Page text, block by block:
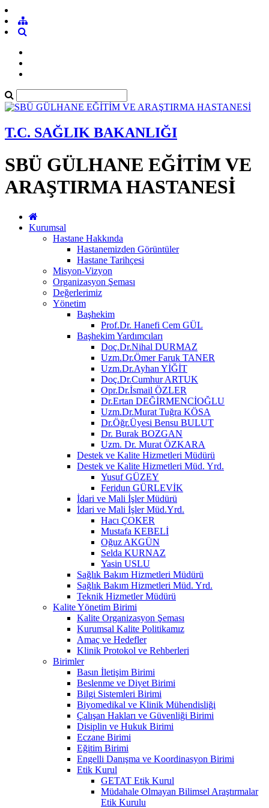
T.C. SAĞLIK BAKANLIĞI
SBÜ GÜLHANE EĞİTİM VE
ARAŞTIRMA HASTANESİ
Kurumsal
Hastane Hakkında
Hastanemizden Görüntüler
Hastane Tarihçesi
Misyon-Vizyon
Organizasyon Şeması
Değerlerimiz
Yönetim
Başhekim
Prof.Dr. Hanefi Cem GÜL
Başhekim Yardımcıları
Doç.Dr.Nihal DURMAZ
Uzm.Dr.Ömer Faruk TANER
Uzm.Dr.Ayhan YİĞİT
Doç.Dr.Cumhur ARTUK
Opr.Dr.İsmail ÖZLER
Dr.Ertan DEĞİRMENCİOĞLU
Uzm.Dr.Murat Tuğra KÖSA
Dr.Öğr.Üyesi Bensu BULUT
Dr. Burak BOZGAN
Uzm. Dr. Murat ÖZKARA
Destek ve Kalite Hizmetleri Müdürü
Destek ve Kalite Hizmetleri Müd. Yrd.
Yusuf GÜZEY
Feridun GÜRLEVİK
İdari ve Mali İşler Müdürü
İdari ve Mali İşler Müd.Yrd.
Hacı ÇOKER
Mustafa KEBELİ
Oğuz AKGÜN
Selda KURNAZ
Yasin USLU
Sağlık Bakım Hizmetleri Müdürü
Sağlık Bakım Hizmetleri Müd. Yrd.
Teknik Hizmetler Müdürü
Kalite Yönetim Birimi
Kalite Organizasyon Şeması
Kurumsal Kalite Politikamız
Amaç ve Hedefler
Klinik Protokol ve Rehberleri
Birimler
Basın İletişim Birimi
Beslenme ve Diyet Birimi
Bilgi Sistemleri Birimi
Biyomedikal ve Klinik Mühendisliği
Çalışan Hakları ve Güvenliği Birimi
Disiplin ve Hukuk Birimi
Eczane Birimi
Eğitim Birimi
Engelli Danışma ve Koordinasyon Birimi
Etik Kurul
GETAT Etik Kurul
Müdahale Olmayan Bilimsel Araştırmalar
Etik Kurulu